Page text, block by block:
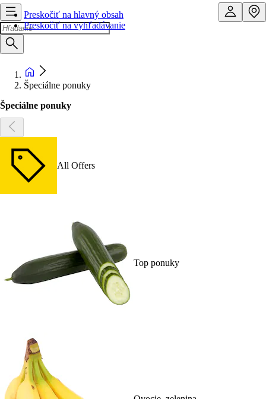
Preskočiť na hlavný obsah
Preskočiť na vyhľadávanie
Špeciálne ponuky
Špeciálne ponuky
All Offers
Top ponuky